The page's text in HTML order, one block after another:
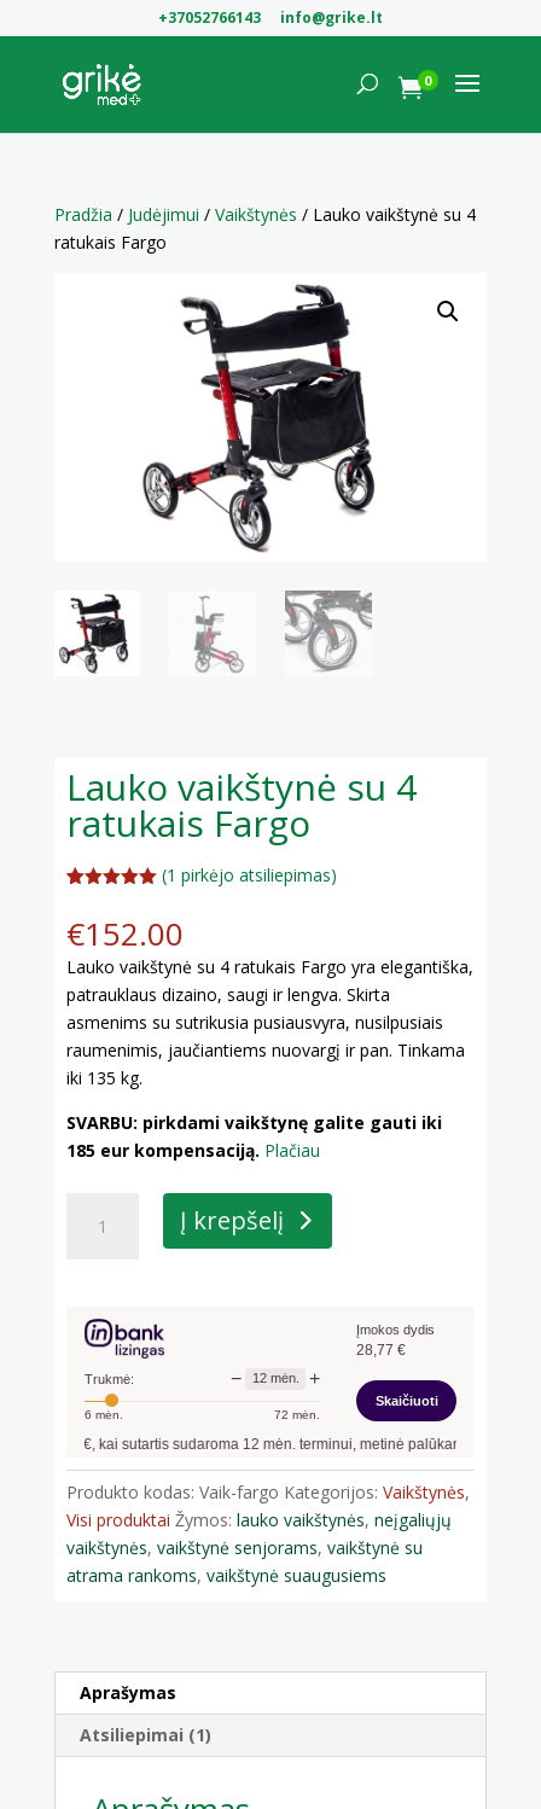
+37052766143 info@grike.lt
0
Pradžia / Judėjimui / Vaikštynės / Lauko vaikštynė su 4
ratukais Fargo
Lauko vaikštynė su 4
ratukais Fargo
(viso
(1 pirkėjo atsiliepimas)
€152.00
Lauko vaikštynė su 4 ratukais Fargo yra elegantiška,
patrauklaus dizaino, saugi ir lengva. Skirta
asmenims su sutrikusia pusiausvyra, nusilpusiais
raumenimis, jaučiantiems nuovargį ir pan. Tinkama
iki 135 kg.
SVARBU: pirkdami vaikštynę galite gauti iki
185 eur kompensaciją. Plačiau
kiekis:
ratukais
Fargo
Į krepšelį
Trukmė: − 12mėn. +
6 mėn. 72 mėn.
Įmokos dydis
28,77 €
Skaičiuoti
€, kai sutartis sudaroma12mėn. terminui, metinė palūkanų norma –
Produkto kodas: Vaik-fargo Kategorijos: Vaikštynės,
Visi produktai Žymos: lauko vaikštynės, neįgaliųjų
vaikštynės, vaikštynė senjorams, vaikštynė su
atrama rankoms, vaikštynė suaugusiems
Aprašymas
Atsiliepimai (1)